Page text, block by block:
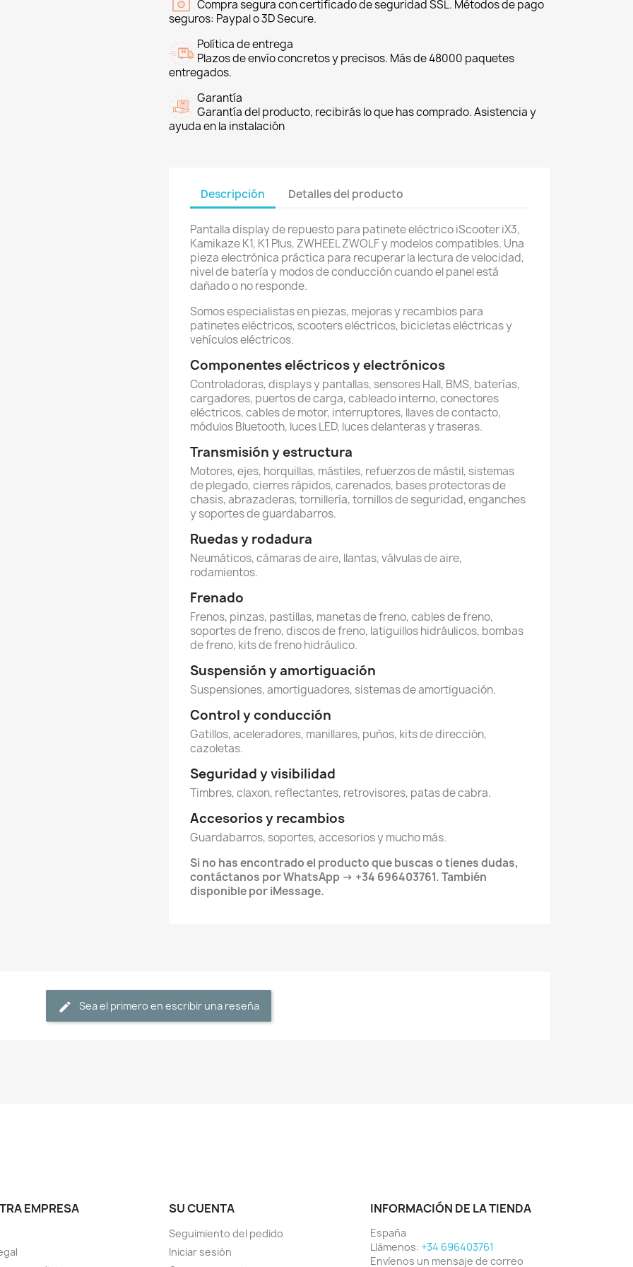
Compra segura con certificado de seguridad SSL. Métodos de pago
seguros: Paypal o 3D Secure.
Política de entrega
Plazos de envío concretos y precisos. Más de 48000 paquetes
entregados.
Garantía
Garantía del producto, recibirás lo que has comprado. Asistencia y
ayuda en la instalación
Descripción Detalles del producto
Pantalla display de repuesto para patinete eléctrico iScooter iX3,
Kamikaze K1, K1 Plus, ZWHEEL ZWOLF y modelos compatibles. Una
pieza electrónica práctica para recuperar la lectura de velocidad,
nivel de batería y modos de conducción cuando el panel está
dañado o no responde.
Somos especialistas en piezas, mejoras y recambios para
patinetes eléctricos, scooters eléctricos, bicicletas eléctricas y
vehículos eléctricos.
Componentes eléctricos y electrónicos
Controladoras, displays y pantallas, sensores Hall, BMS, baterías,
cargadores, puertos de carga, cableado interno, conectores
eléctricos, cables de motor, interruptores, llaves de contacto,
módulos Bluetooth, luces LED, luces delanteras y traseras.
Transmisión y estructura
Motores, ejes, horquillas, mástiles, refuerzos de mástil, sistemas
de plegado, cierres rápidos, carenados, bases protectoras de
chasis, abrazaderas, tornillería, tornillos de seguridad, enganches
y soportes de guardabarros.
Ruedas y rodadura
Neumáticos, cámaras de aire, llantas, válvulas de aire,
rodamientos.
Frenado
Frenos, pinzas, pastillas, manetas de freno, cables de freno,
soportes de freno, discos de freno, latiguillos hidráulicos, bombas
de freno, kits de freno hidráulico.
Suspensión y amortiguación
Suspensiones, amortiguadores, sistemas de amortiguación.
Control y conducción
Gatillos, aceleradores, manillares, puños, kits de dirección,
cazoletas.
Seguridad y visibilidad
Timbres, claxon, reflectantes, retrovisores, patas de cabra.
Accesorios y recambios
Guardabarros, soportes, accesorios y mucho más.
Si no has encontrado el producto que buscas o tienes dudas,
contáctanos por WhatsApp -> +34 696403761. También
disponible por iMessage.
Sea el primero en escribir una reseña
EMPRESA SU CUENTA
Seguimiento del pedido
Iniciar sesión
INFORMACIÓN DE LA TIENDA
España
Llámenos: +34 696403761
Envíenos un mensaje de correo